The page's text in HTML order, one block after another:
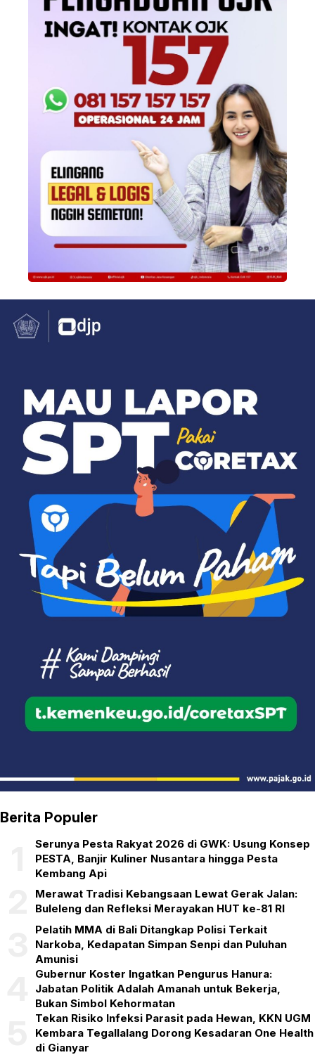
Berita Populer
Serunya Pesta Rakyat 2026 di GWK: Usung Konsep
PESTA, Banjir Kuliner Nusantara hingga Pesta
Kembang Api
Merawat Tradisi Kebangsaan Lewat Gerak Jalan:
Buleleng dan Refleksi Merayakan HUT ke-81 RI
Pelatih MMA di Bali Ditangkap Polisi Terkait
Narkoba, Kedapatan Simpan Senpi dan Puluhan
Amunisi
Gubernur Koster Ingatkan Pengurus Hanura:
Jabatan Politik Adalah Amanah untuk Bekerja,
Bukan Simbol Kehormatan
Tekan Risiko Infeksi Parasit pada Hewan, KKN UGM
Kembara Tegallalang Dorong Kesadaran One Health
di Gianyar